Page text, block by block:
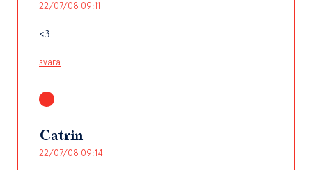
22/07/08 09:11
<3
svara
Catrin
22/07/08 09:14